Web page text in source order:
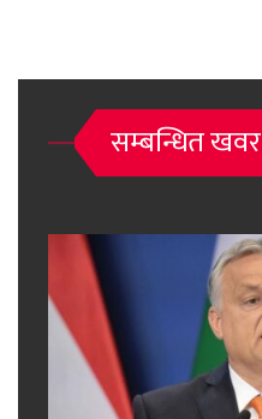
सम्बन्धित खवर